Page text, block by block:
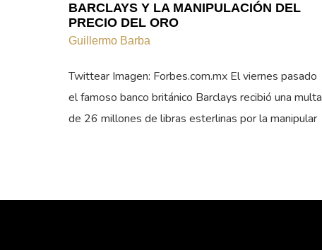
BARCLAYS Y LA MANIPULACIÓN DEL
PRECIO DEL ORO
Guillermo Barba
Twittear Imagen: Forbes.com.mx El viernes pasado
el famoso banco británico Barclays recibió una multa
de 26 millones de libras esterlinas por la manipular